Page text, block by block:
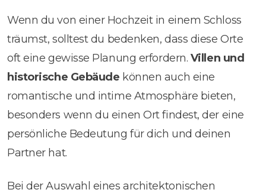
Wenn du von einer Hochzeit in einem Schloss
träumst, solltest du bedenken, dass diese Orte
oft eine gewisse Planung erfordern. Villen und
historische Gebäude können auch eine
romantische und intime Atmosphäre bieten,
besonders wenn du einen Ort findest, der eine
persönliche Bedeutung für dich und deinen
Partner hat.
Bei der Auswahl eines architektonischen